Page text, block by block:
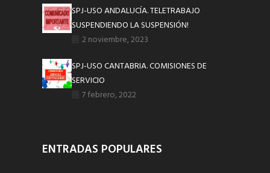
SPJ-USO ANDALUCÍA. TELETRABAJO
SUSPENDIENDO LA SUSPENSIÓN!
2 noviembre, 2023
SPJ-USO CANTABRIA. COMISIONES DE
SERVICIO
7 febrero, 2022
ENTRADAS POPULARES